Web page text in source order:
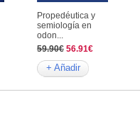
Propedéutica y
semiología en
odon...
59.90€ 56.91€
+ Añadir